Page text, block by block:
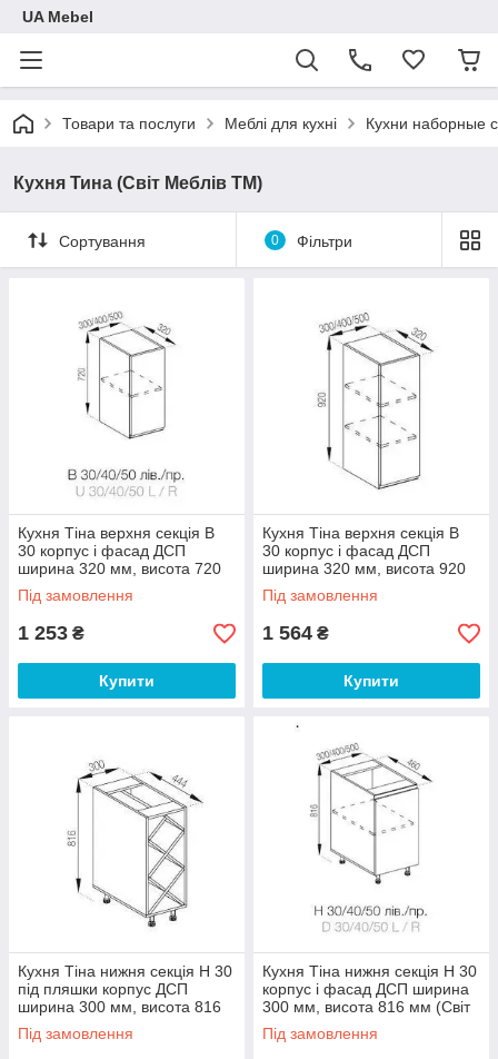
UA Mebel
Товари та послуги Меблі для кухні Кухни наборные
Кухня Тина (Світ Меблів ТМ)
Сортування 0 Фільтри
Кухня Тіна верхня секція В
30 корпус і фасад ДСП
ширина 320 мм, висота 720
мм (Світ Меблів ТМ)
Під замовлення
1 253 ₴
Купити
Кухня Тіна верхня секція В
30 корпус і фасад ДСП
ширина 320 мм, висота 920
мм (Світ Меблів ТМ)
Під замовлення
1 564 ₴
Купити
Кухня Тіна нижня секція Н 30
під пляшки корпус ДСП
ширина 300 мм, висота 816
мм (Світ Меблів ТМ)
Під замовлення
Кухня Тіна нижня секція Н 30
корпус і фасад ДСП ширина
300 мм, висота 816 мм (Світ
Меблів ТМ)
Під замовлення